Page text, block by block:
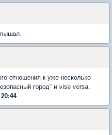
отношения к уже несколько
город" и vise versa.